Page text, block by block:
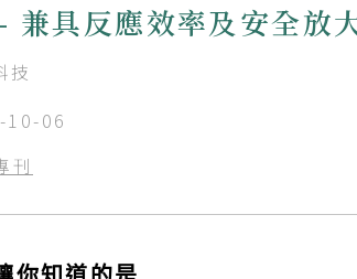
兼具反應效率及安全放
技
10-06
刊